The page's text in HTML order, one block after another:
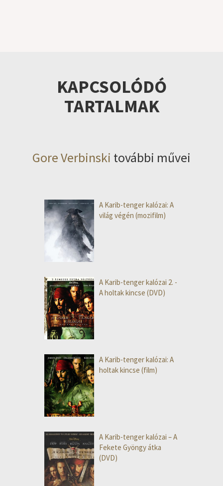
KAPCSOLÓDÓ
TARTALMAK
Gore Verbinski további művei
A Karib-tenger kalózai: A
világ végén (mozifilm)
A Karib-tenger kalózai 2. -
A holtak kincse (DVD)
A Karib-tenger kalózai: A
holtak kincse (film)
A Karib-tenger kalózai – A
Fekete Gyöngy átka
(DVD)